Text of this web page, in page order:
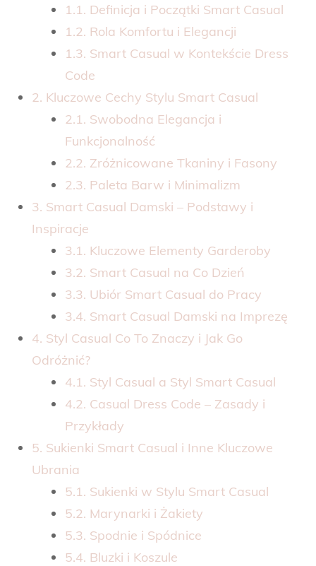
1.1. Definicja i Początki Smart Casual
1.2. Rola Komfortu i Elegancji
1.3. Smart Casual w Kontekście Dress
Code
2. Kluczowe Cechy Stylu Smart Casual
2.1. Swobodna Elegancja i
Funkcjonalność
2.2. Zróżnicowane Tkaniny i Fasony
2.3. Paleta Barw i Minimalizm
3. Smart Casual Damski – Podstawy i
Inspiracje
3.1. Kluczowe Elementy Garderoby
3.2. Smart Casual na Co Dzień
3.3. Ubiór Smart Casual do Pracy
3.4. Smart Casual Damski na Imprezę
4. Styl Casual Co To Znaczy i Jak Go
Odróżnić?
4.1. Styl Casual a Styl Smart Casual
4.2. Casual Dress Code – Zasady i
Przykłady
5. Sukienki Smart Casual i Inne Kluczowe
Ubrania
5.1. Sukienki w Stylu Smart Casual
5.2. Marynarki i Żakiety
5.3. Spodnie i Spódnice
5.4. Bluzki i Koszule